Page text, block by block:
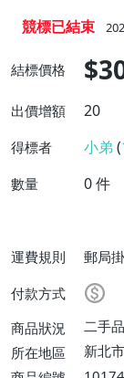
競標已結束
結標價格
出價增額
20
得標者 小弟 (
數量 0件
運費規則
郵局
運費】
付款方式
商品狀況
二手品
所在地區
新北市